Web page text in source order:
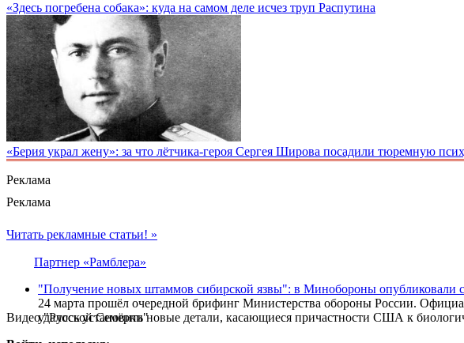
«Здесь погребена собака»: куда на самом деле исчез труп Распутина
«Берия украл жену»: за что лётчика-героя Сергея Широва посадили тюремную
Реклама
Реклама
Видео "Русской Семёрки"
Читать рекламные статьи! »
Партнер «Рамблера»
"Получение новых штаммов сибирской язвы": в Минобороны
24 марта прошёл очередной брифинг Министерства обороны России.
удалось установить новые детали, касающиеся причастности США к